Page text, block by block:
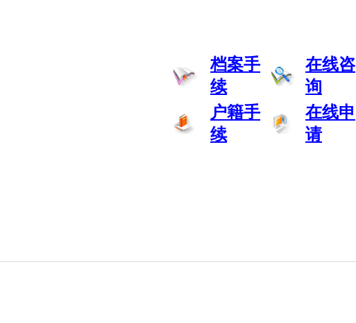
档案手
续
在线咨
询
户籍手
续
在线申
请